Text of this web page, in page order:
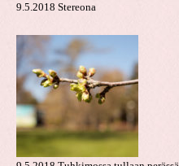
9.5.2018 Stereona